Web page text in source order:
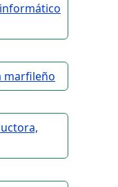
marfileño